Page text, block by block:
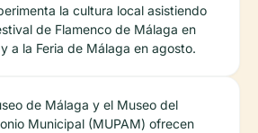
la cultura local asistiendo
de Flamenco de Málaga en
a la Feria de Málaga en agosto.
de Málaga y el Museo del
Municipal (MUPAM) ofrecen